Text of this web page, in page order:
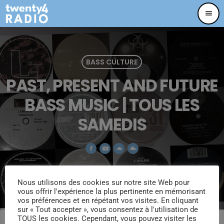
menu
BASS CULTURE
PAST, PRESENT AND FUTURE
BASS MUSIC | TOUS LES
SAMEDIS
share
email
Nous utilisons des cookies sur notre site Web pour
vous offrir l'expérience la plus pertinente en mémorisant
vos préférences et en répétant vos visites. En cliquant
sur « Tout accepter », vous consentez à l'utilisation de
TOUS les cookies. Cependant, vous pouvez visiter les